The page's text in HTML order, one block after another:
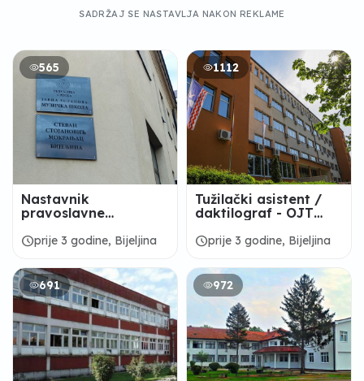
SADRŽAJ SE NASTAVLJA NAKON REKLAME
565
Nastavnik
pravoslavne
škola „Stevan
Mokranjac“
scheduleprije 3 godine, Bijeljina
1112
Tužilački asistent /
daktilograf - OJT
scheduleprije 3 godine, Bijeljina
691 972